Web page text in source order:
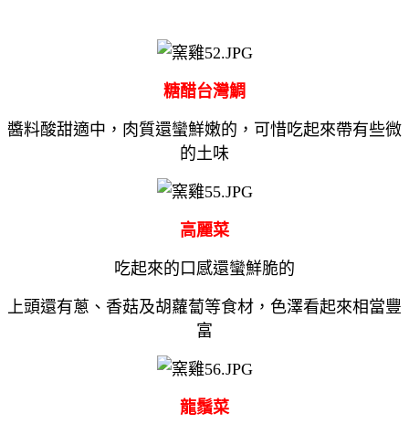
糖醋台灣鯛
醬料酸甜適中，肉質還蠻鮮嫩的，可惜吃起來帶有些微
的土味
高麗菜
吃起來的口感還蠻鮮脆的
上頭還有蔥、香菇及胡蘿蔔等食材，色澤看起來相當豐
富
龍鬚菜